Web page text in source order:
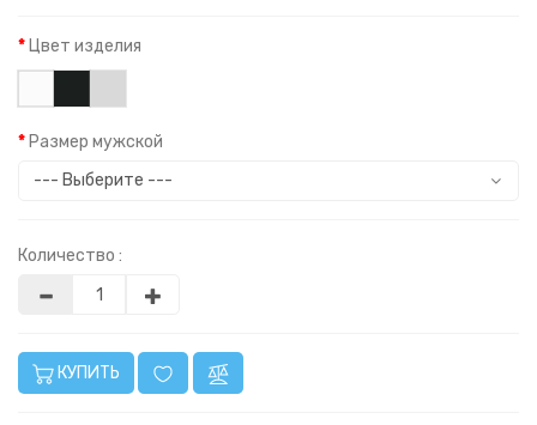
Цвет изделия
Размер мужской
Количество :
КУПИТЬ